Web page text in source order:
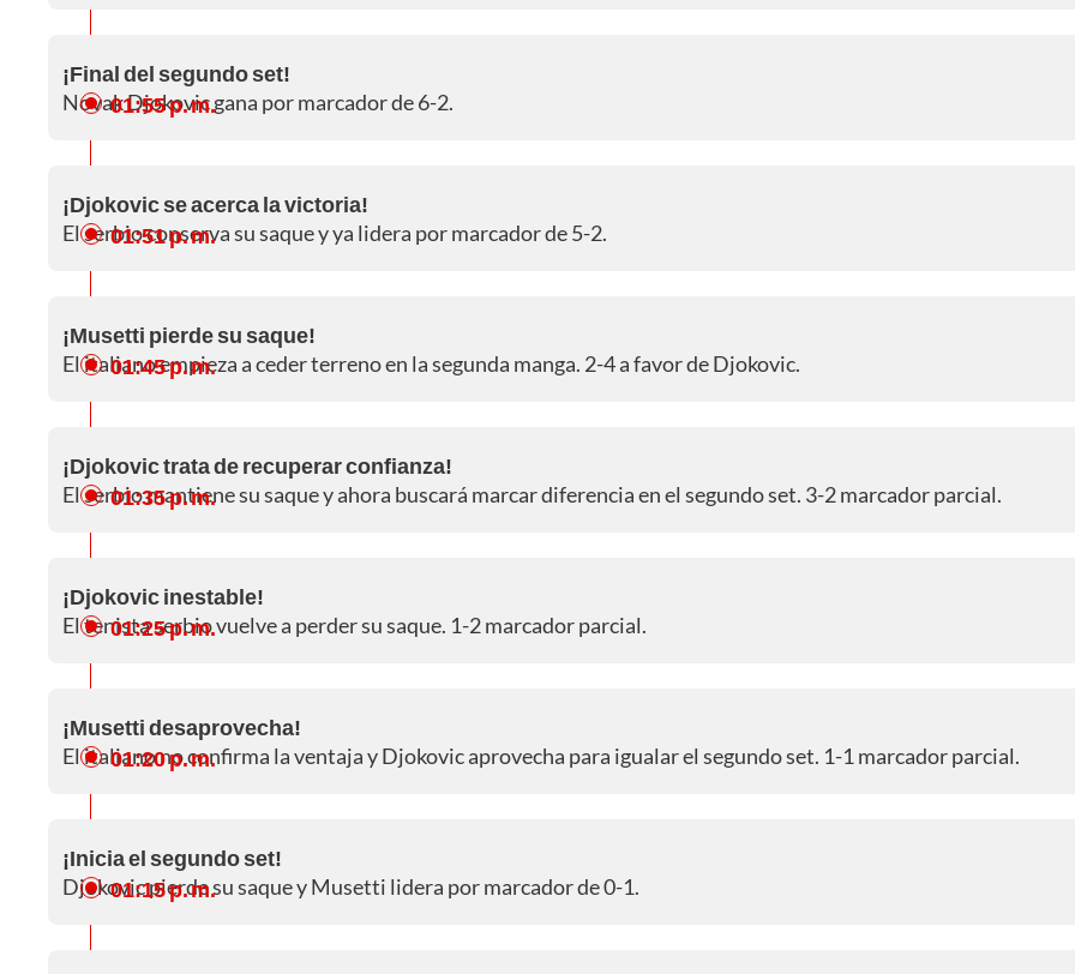
¡Final del segundo set!
Novak Djokovic gana por marcador de 6-2.
01:55 p. m.
¡Djokovic se acerca la victoria!
El serbio conserva su saque y ya lidera por marcador de 5-2.
01:51 p. m.
¡Musetti pierde su saque!
El italiano empieza a ceder terreno en la segunda manga. 2-4 a favor de Djokovic.
01:45 p. m.
¡Djokovic trata de recuperar confianza!
El serbio mantiene su saque y ahora buscará marcar diferencia en el segundo set. 3-2 marcador parcial.
01:35 p. m.
¡Djokovic inestable!
El tenista serbio vuelve a perder su saque. 1-2 marcador parcial.
01:25 p. m.
¡Musetti desaprovecha!
El italiano no confirma la ventaja y Djokovic aprovecha para igualar el segundo set. 1-1 marcador parcial.
01:20 p. m.
¡Inicia el segundo set!
Djokovic pierde su saque y Musetti lidera por marcador de 0-1.
01:15 p. m.